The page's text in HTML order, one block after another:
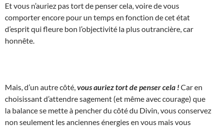
Et vous n’auriez pas tort de penser cela, voire de vous
comporter encore pour un temps en fonction de cet état
d’esprit qui fleure bon l’objectivité la plus outrancière, car
honnête.
Mais, d’un autre côté, vous auriez tort de penser cela !Car en
choisissant d’attendre sagement (et même avec courage) que
la balance se mette à pencher du côté du Divin, vous conservez
non seulement les anciennes énergies en vous mais vous